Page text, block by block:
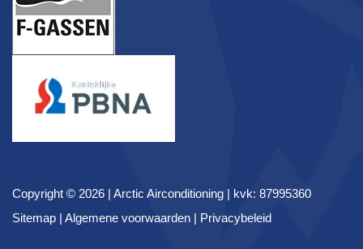
Copyright © 2026 | Arctic Airconditioning | kvk: 87995360
Sitemap | Algemene voorwaarden | Privacybeleid